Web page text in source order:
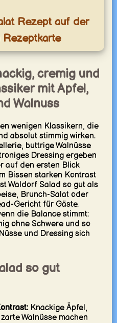
Rezept auf der
Rezeptkarte
cremig und
mit Apfel,
Walnuss
wenigen Klassikern, die
absolut stimmig wirken.
buttrige Walnüsse
Dressing ergeben
auf den ersten Blick
Bissen starken Kontrast
Waldorf Salad so gut als
Brunch-Salat oder
Gericht für Gäste.
die Balance stimmt:
ohne Schwere und so
und Dressing sich
so gut
Knackige Äpfel,
Walnüsse machen